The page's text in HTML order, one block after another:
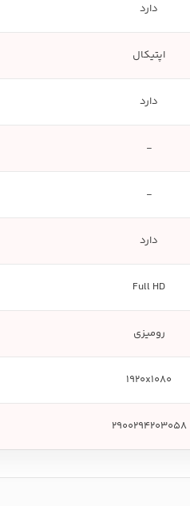
دارد
اپتیکال
دارد
-
-
دارد
Full HD
رومیزی
1920x1080
2900294203058